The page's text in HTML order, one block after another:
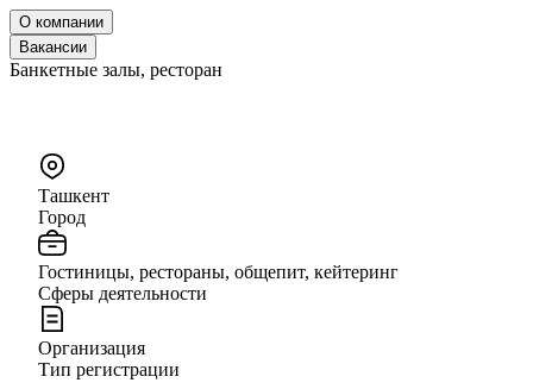
О компании
Вакансии
Банкетные залы, ресторан
Ташкент
Город
Гостиницы, рестораны, общепит, кейтеринг
Сферы деятельности
Организация
Тип регистрации